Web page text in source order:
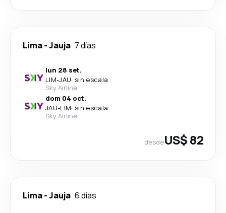
Lima-Jauja 7 días
lun 28 set.
LIM-JAU· sin escala
Sky Airline
dom 04 oct.
JAU-LIM· sin escala
Sky Airline
desdeUS$ 82
Lima-Jauja 6 días